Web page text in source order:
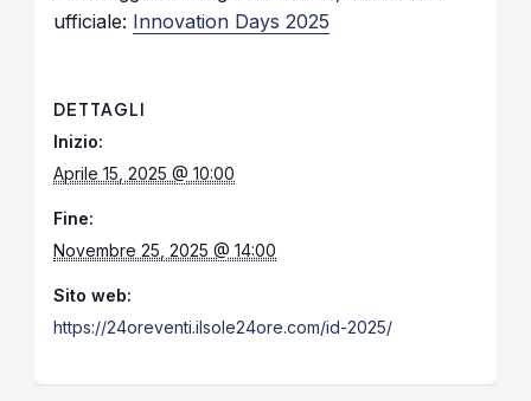
ufficiale: Innovation Days 2025
DETTAGLI
Inizio:
Aprile 15, 2025 @ 10:00
Fine:
Novembre 25, 2025 @ 14:00
Sito web:
https://24oreventi.ilsole24ore.com/id-2025/